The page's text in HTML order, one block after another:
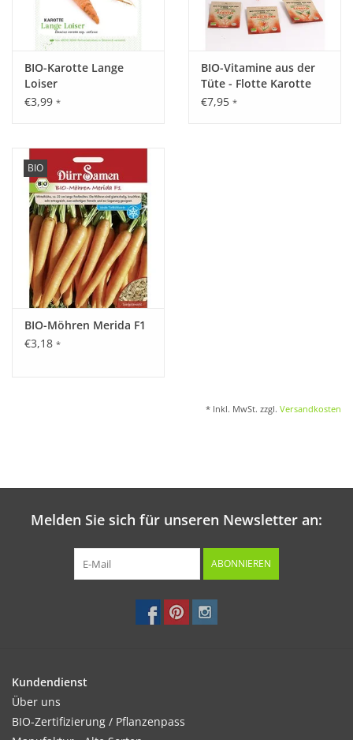
BIO-Karotte Lange
Loiser
€3,99 *
BIO-Vitamine aus der
Tüte - Flotte Karotte
€7,95 *
BIO
BIO-Möhren Merida F1
€3,18 *
* Inkl. MwSt. zzgl. Versandkosten
Melden Sie sich für unseren Newsletter an:
ABONNIEREN
Kundendienst
Über uns
BIO-Zertifizierung / Pflanzenpass